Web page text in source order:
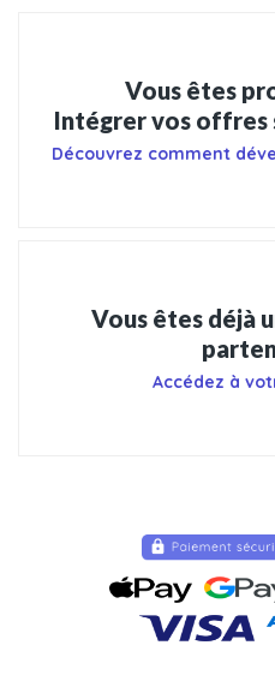
Vous êtes
Intégrer vos offres
Découvrez comment
Vous êtes déjà
Accédez à